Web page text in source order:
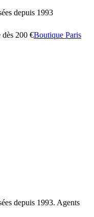
depuis 1993
200 €Boutique Paris
depuis 1993. Agents